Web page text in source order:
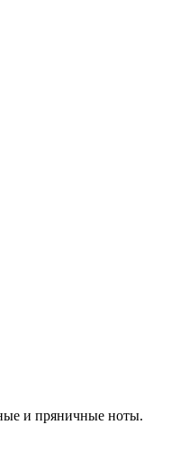
и пряничные ноты.